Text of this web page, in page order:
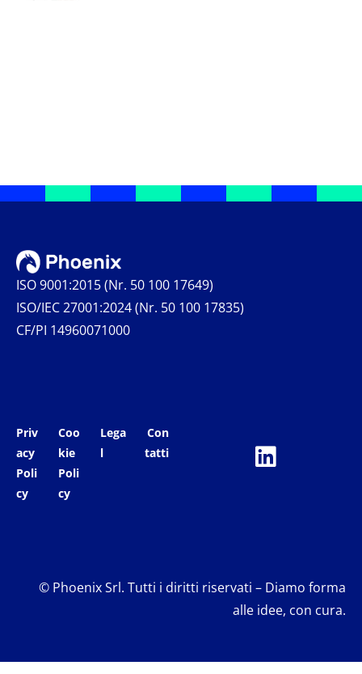
ISO 9001:2015 (Nr. 50 100 17649)
ISO/IEC 27001:2024 (Nr. 50 100 17835)
CF/PI 14960071000
Priv
acy
Poli
cy
Coo
kie
Poli
cy
Lega
l
Con
tatti
© Phoenix Srl. Tutti i diritti riservati – Diamo forma
alle idee, con cura.